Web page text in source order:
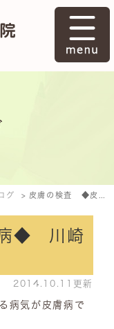
グ
◆ 川崎
2014.10.11更新
病気が皮膚病で